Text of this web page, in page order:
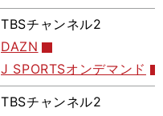
TBSチャンネル2
DAZN
J SPORTSオンデマンド
TBSチャンネル2